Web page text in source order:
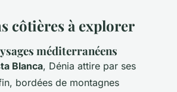
côtières à explorer
méditerranéens
Blanca, Dénia attire par ses
bordées de montagnes